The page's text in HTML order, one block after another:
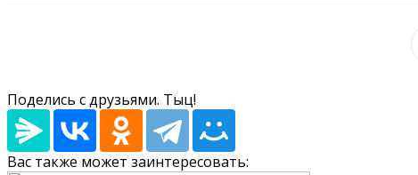
Поделись с друзьями. Тыц!
Вас также может заинтересовать: